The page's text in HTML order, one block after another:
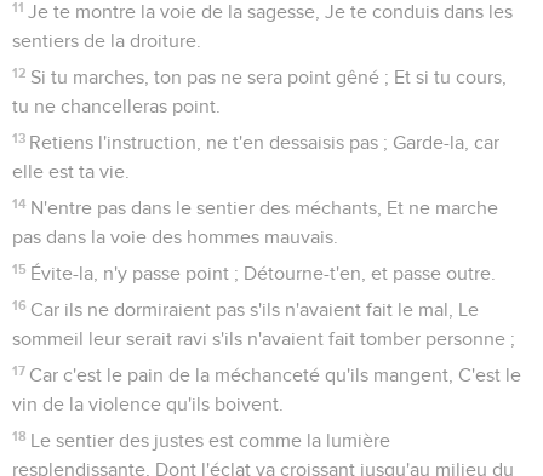
11 Je te montre la voie de la sagesse, Je te conduis dans les
sentiers de la droiture.
12 Si tu marches, ton pas ne sera point gêné ; Et si tu cours,
tu ne chancelleras point.
13 Retiens l'instruction, ne t'en dessaisis pas ; Garde-la, car
elle est ta vie.
14 N'entre pas dans le sentier des méchants, Et ne marche
pas dans la voie des hommes mauvais.
15 Évite-la, n'y passe point ; Détourne-t'en, et passe outre.
16 Car ils ne dormiraient pas s'ils n'avaient fait le mal, Le
sommeil leur serait ravi s'ils n'avaient fait tomber personne ;
17 Car c'est le pain de la méchanceté qu'ils mangent, C'est le
vin de la violence qu'ils boivent.
18 Le sentier des justes est comme la lumière
resplendissante, Dont l'éclat va croissant jusqu'au milieu du